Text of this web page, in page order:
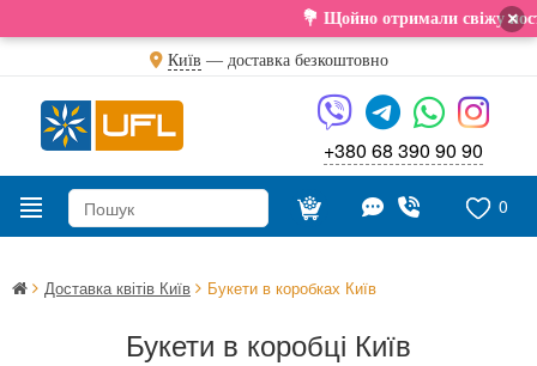
💐 Щойно отримали свіжу поставку. ×
Київ — доставка безкоштовно
+380 68 390 90 90
0
Доставка квітів Київ Букети в коробках Київ
Букети в коробці Київ